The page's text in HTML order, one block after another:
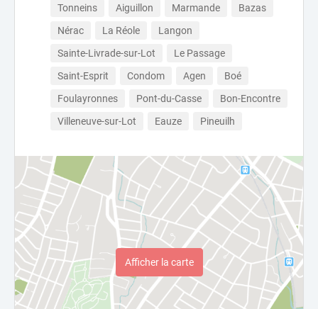
Tonneins Aiguillon Marmande
Bazas
Nérac
La Réole
Langon
Sainte-Livrade-sur-Lot
Le Passage
Saint-Esprit
Condom Agen
Boé
Foulayronnes
Pont-du-Casse
Bon-Encontre
Villeneuve-sur-Lot
Eauze Pineuilh
Afficher la carte